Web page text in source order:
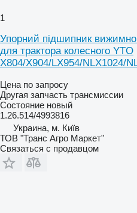
1
Упорний підшипник
для трактора колесного YTO
X804/X904/LX954/NLX1024/
Цена по запросу
Другая запчасть трансмиссии
Состояние новый
1.26.514/4993816
Украина, м. Київ
ТОВ "Транс Агро Маркет"
Связаться с продавцом